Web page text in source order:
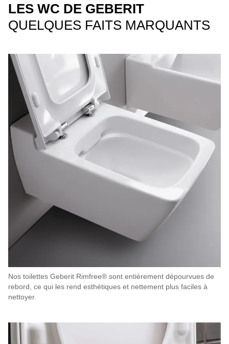
LES WC DE GEBERIT
QUELQUES FAITS MARQUANTS
Nos toilettes Geberit Rimfree® sont entièrement dépourvues de
rebord, ce qui les rend esthétiques et nettement plus faciles à
nettoyer.